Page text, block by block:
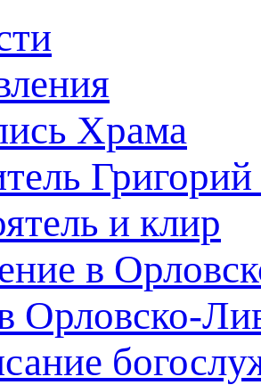
Храма
и клир
в
Орловско-